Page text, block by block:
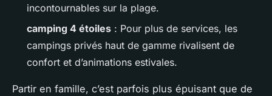
incontournables sur la plage.
camping 4 étoiles : Pour plus de services, les
campings privés haut de gamme rivalisent de
confort et d’animations estivales.
Partir en famille, c’est parfois plus épuisant que de